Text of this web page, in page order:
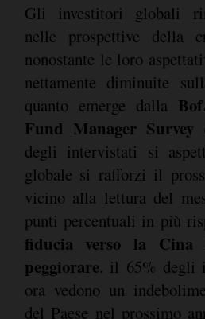
Gli investitori globali
nelle prospettive della
nonostante le loro
nettamente diminuite
quanto emerge dalla
Fund Manager
degli intervistati si
globale si rafforzi il
vicino alla lettura del
punti percentuali in più
fiducia verso la Cina
peggiorare. il 65% degli
ora vedono un
del Paese nel prossimo